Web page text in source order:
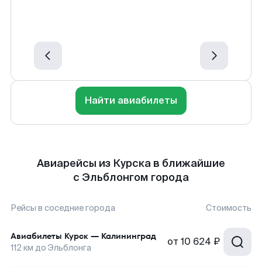
Найти авиабилеты
Авиарейсы из Курска в ближайшие
с Эльблонгом города
Рейсы в соседние города Стоимость
Авиабилеты Курск — Калининград
112 км до Эльблонга от 10 624 ₽